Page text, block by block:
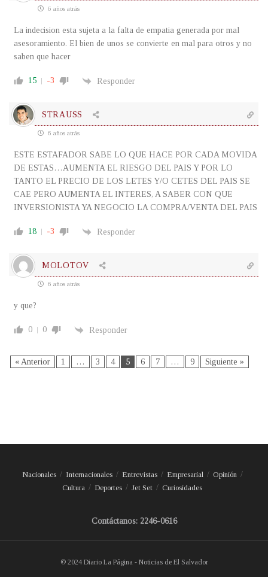
6 años atrás
La indecision esta sujeta a la falta de empatia generada por mal
asesoramiento. El bien de unos se convierte en mal para otros y no
saben que hacer
15 -3 Responder
STRAUSS
6 años atrás
ESTE ESTAFADOR SABE LO QUE HACE POR CADA MOVIDA
DE ESTAS…AUMENTA EL RIESGO DEL PAIS Y POR LO
TANTO EL PRECIO DE LOS LETES Y/O CETES DEL PAIS SE
CAE PERO AUMENTA EL INTERES, A SABER CON QUE
INVERSIONISTA YA NEGOCIO LA COMPRA/VENTA DEL PAIS
18 -3 Responder
MOLOTOV
6 años atrás
y que?
0 0 Responder
« Anterior 1 … 3 4 5 6 7 … 9 Siguiente »
Nacionales Internacionales Entrevistas Empresarial
Opinión
Cultura
Deportes Jet Set Curiosidades
Contáctanos: 2246-0616
© 2024 Diario La Página - Noticias de El Salvador